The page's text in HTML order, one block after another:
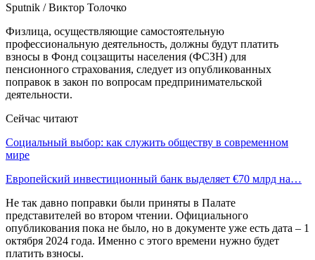
Sputnik / Виктор Толочко
Физлица, осуществляющие самостоятельную
профессиональную деятельность, должны будут платить
взносы в Фонд соцзащиты населения (ФСЗН) для
пенсионного страхования, следует из опубликованных
поправок в закон по вопросам предпринимательской
деятельности.
Сейчас читают
Социальный выбор: как служить обществу в современном
мире
Европейский инвестиционный банк выделяет €70 млрд на…
Не так давно поправки были приняты в Палате
представителей во втором чтении. Официального
опубликования пока не было, но в документе уже есть дата – 1
октября 2024 года. Именно с этого времени нужно будет
платить взносы.